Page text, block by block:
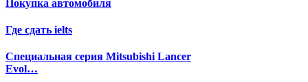
Покупка автомобиля
Где сдать ielts
Специальная серия Mitsubishi Lancer
Evol…